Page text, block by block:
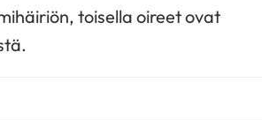
toisella oireet ovat